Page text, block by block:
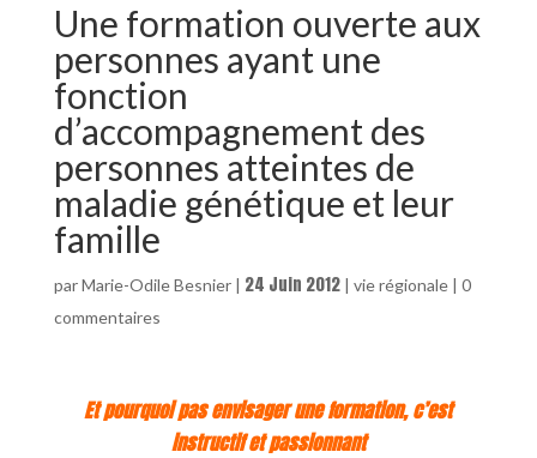
Une formation ouverte aux
personnes ayant une
fonction
d’accompagnement des
personnes atteintes de
maladie génétique et leur
famille
parMarie-Odile Besnier| 24 Juin 2012| vie régionale| 0
commentaires
Et pourquoi pas envisager une formation, c’est
instructif et passionnant